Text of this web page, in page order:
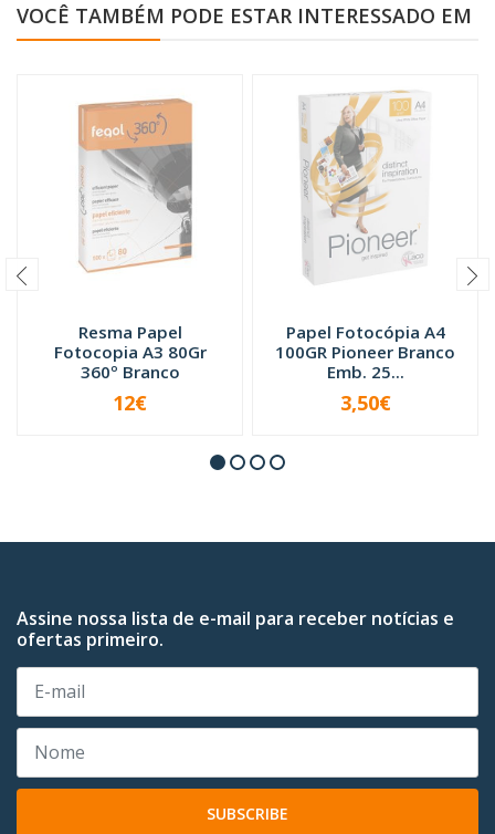
VOCÊ TAMBÉM PODE ESTAR INTERESSADO EM
Resma Papel
Fotocopia A3 80Gr
360º Branco
INDISPONÍVEL
12€
Papel Fotocópia A4
100GR Pioneer Branco
Emb. 25...
INDISPONÍVEL
3,50€
Assine nossa lista de e-mail para receber notícias e
ofertas primeiro.
SUBSCRIBE